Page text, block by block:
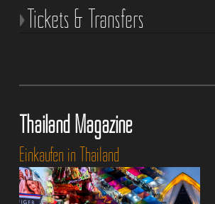
Tickets & Transfers
Thailand Magazine
Einkaufen in Thailand